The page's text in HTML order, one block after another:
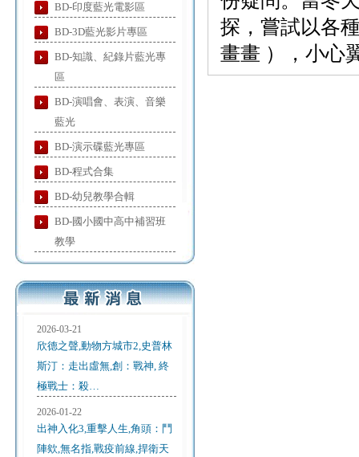
BD-印度藍光電影區
BD-3D藍光影片專區
BD-知識、紀錄片藍光專
區
BD-演唱會、表演、音樂
藍光
BD-演示碟藍光專區
BD-程式合集
BD-幼兒教學合輯
BD-國小國中高中補習班
教學
2026-03-21
欣德之聲,動物方城市2,史普林
斯汀：走出虛無,創：戰神, 終
極戰士：殺…
2026-01-22
出神入化3,重擊人生,角頭：鬥
陣欸,無名指,戰疫前線,捍衛天
探，嘗試以各
畫畫 ），小心